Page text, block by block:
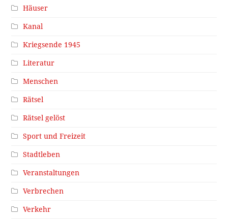
Häuser
Kanal
Kriegsende 1945
Literatur
Menschen
Rätsel
Rätsel gelöst
Sport und Freizeit
Stadtleben
Veranstaltungen
Verbrechen
Verkehr